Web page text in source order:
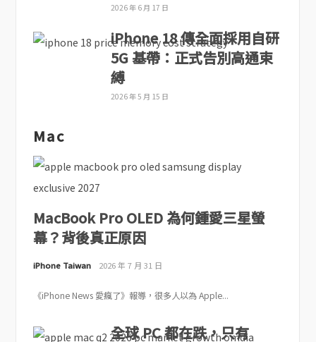
2026 年 6 月 17 日
iPhone 18 傳全面採用自研
5G 基帶：正式告別高通束
縛
2026 年 5 月 15 日
Mac
MacBook Pro OLED 為何鍾愛三星螢
幕？背後真正原因
iPhone Taiwan 2026 年 7 月 31 日
《iPhone News 愛瘋了》報導，很多人以為 Apple...
全球 PC 都在跌，只有